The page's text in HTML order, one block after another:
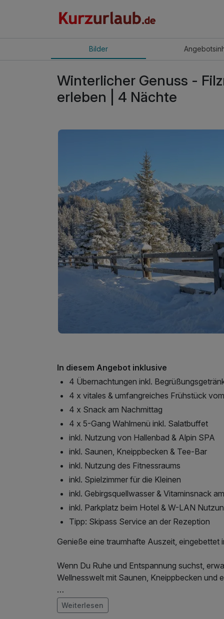
Bilder Angebot
Winterlicher Genuss -
erleben | 4 Nächte
In diesem Angebot inklusive
4 Übernachtungen inkl.
4 x vitales & umfangreiches Frühstück
4 x Snack am Nachmittag
4 x 5-Gang Wahlmenü inkl. Salatbuffet
inkl. Nutzung von Hallenbad & Alpin SPA
inkl. Saunen, Kneippbecken & Tee-Bar
inkl. Nutzung des Fitnessraums
inkl. Spielzimmer für die Kleinen
inkl. Gebirgsquellwasser & Vitaminsnack
inkl. Parkplatz beim Hotel & W-LAN
Tipp: Skipass Service an der Rezeption
Genieße eine traumhafte Auszeit, eingebettet
Wenn Du Ruhe und Entspannung suchst,
Wellnesswelt mit Saunen, Kneippbecken und
Rund um Filzmoos warten zahlreiche
Langlaufen - Einstieg direkt beim Hotel,
Im Angebot enthalten
Weiterlesen